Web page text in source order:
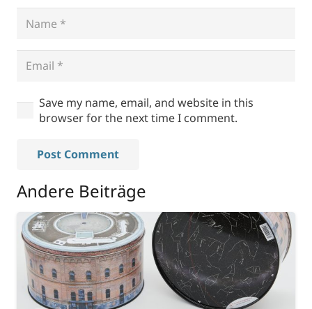
Save my name, email, and website in this
browser for the next time I comment.
Post Comment
Andere Beiträge